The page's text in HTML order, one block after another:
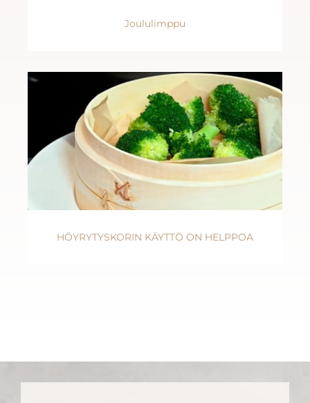
Joululimppu
HÖYRYTYSKORIN KÄYTTÖ ON HELPPOA